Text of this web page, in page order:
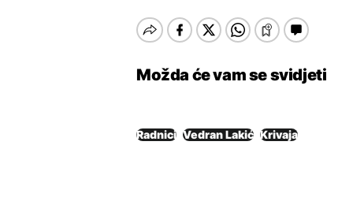
Možda će vam se svidjeti
Radnici Vedran Lakić Krivaja